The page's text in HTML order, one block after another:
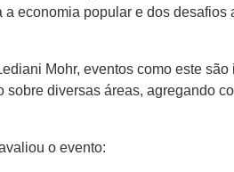
economia popular e dos desafios
Mohr, eventos como este são
diversas áreas, agregando
o evento: